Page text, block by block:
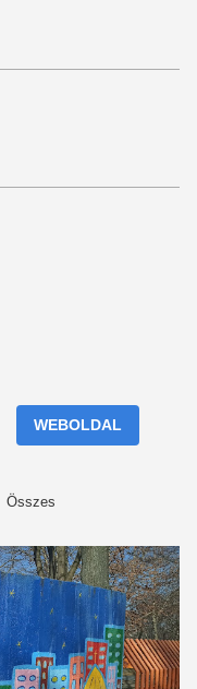
WEBOLDAL
Összes